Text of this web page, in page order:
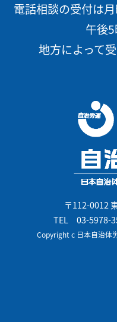
電話相談の受付は
午後5
地方によって
〒112-0012
TEL 03-5978-
Copyright c 日本自治体